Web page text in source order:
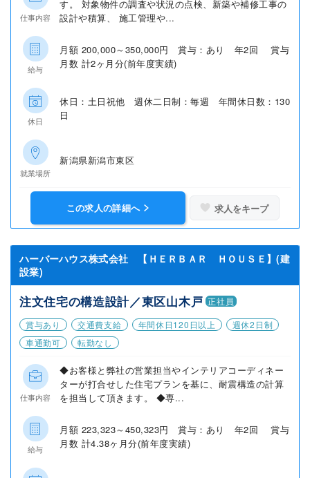
仕事内容
す。 対象物件の調査や状況の点検、新築や補修工事の
設計や積算、 施工管理や...
給与
月額 200,000～350,000円 賞与：あり 年2回 賞与
月数 計2ヶ月分(前年度実績)
休日
休日：土日祝他 週休二日制：毎週 年間休日数：130
日
就業場所
新潟県新潟市東区
この求人の詳細へ 求人をキープ
ハーバーハウス株式会社 【ＨＥＲＢＡＲ ＨＯＵＳＥ】(建
設業)
注文住宅の構造設計／東区山木戸 正社員
賞与あり
交通費支給 年間休日120日以上
週休2日制
車通勤可
転勤なし
仕事内容
◆お客様と弊社の営業担当やインテリアコーディネー
ターが打合せした住宅プランを基に、耐震構造の計算
を担当して頂きます。 ◆専...
給与
月額 223,323～450,323円 賞与：あり 年2回 賞与
月数 計4.38ヶ月分(前年度実績)